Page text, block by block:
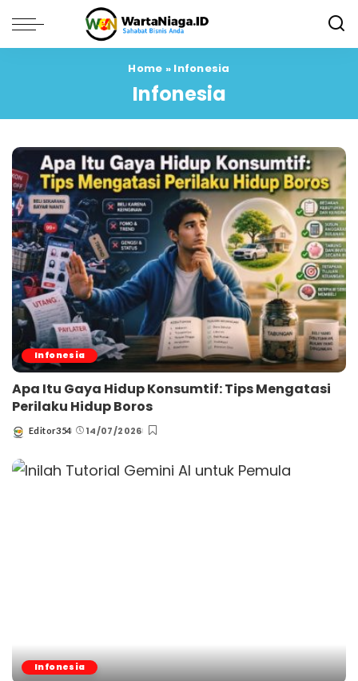
Home » Infonesia
Infonesia
Infonesia
Apa Itu Gaya Hidup Konsumtif: Tips Mengatasi
Perilaku Hidup Boros
Posted
Editor354 14/07/2026
Infonesia